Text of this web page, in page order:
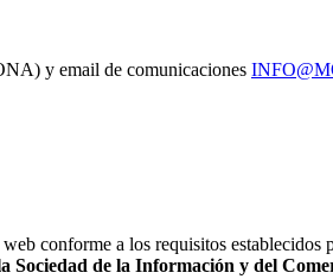
y email de comunicaciones
conforme a los requisitos establecidos
Sociedad de la Información y del